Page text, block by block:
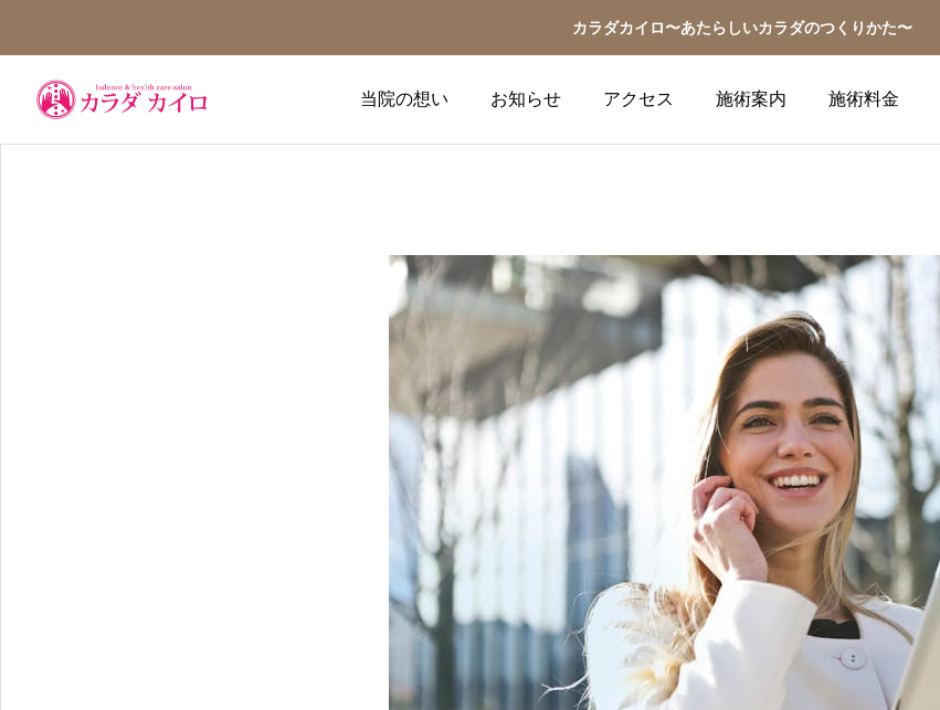
カラダカイロ〜あたらしいカラダのつくりかた〜
当院の想い お知らせ アクセス 施術案内 施術料金